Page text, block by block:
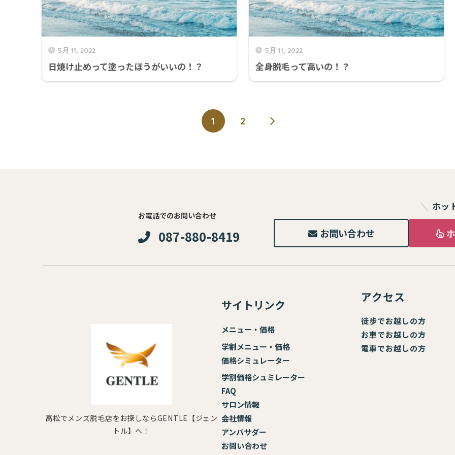
5月 11, 2022
日焼け止めって塗ったほうがいいの！？
5月 11, 2022
全身脱毛って高いの！？
1 2
お電話でのお問い合わせ
087-880-8419 お問い合わせ
ホッ
高松でメンズ脱毛店をお探しならGENTLE【ジェン
トル】へ！
サイトリンク
メニュー・価格
学割メニュー・価格
価格シミュレーター
学割価格シュミレーター
FAQ
サロン情報
会社情報
アンバサダー
お問い合わせ
アクセス
徒歩でお越しの方
お車でお越しの方
電車でお越しの方